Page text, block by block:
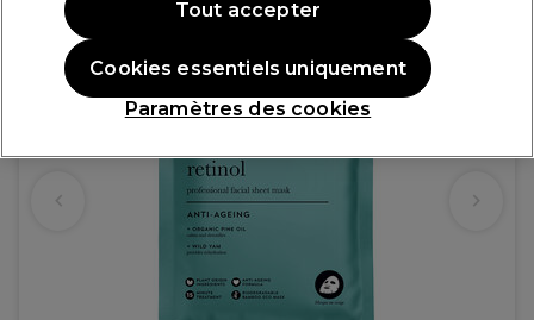
Paramètres des cookies
Cookies essentiels uniquement
Tout accepter